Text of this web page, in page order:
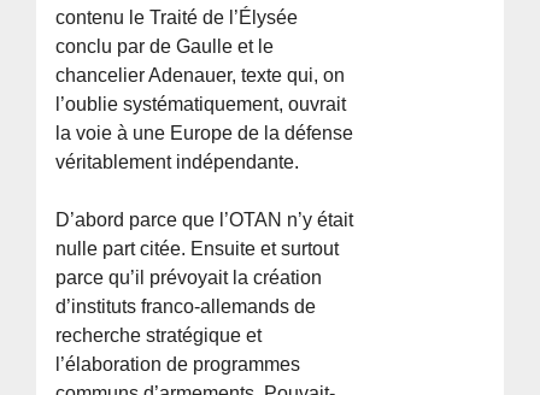
contenu le Traité de l’Élysée
conclu par de Gaulle et le
chancelier Adenauer, texte qui, on
l’oublie systématiquement, ouvrait
la voie à une Europe de la défense
véritablement indépendante.
D’abord parce que l’OTAN n’y était
nulle part citée. Ensuite et surtout
parce qu’il prévoyait la création
d’instituts franco-allemands de
recherche stratégique et
l’élaboration de programmes